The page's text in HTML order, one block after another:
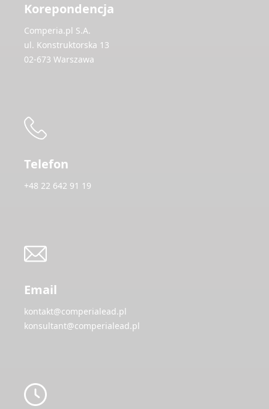
Korepondencja
Comperia.pl S.A.
ul. Konstruktorska 13
02-673 Warszawa
Telefon
+48 22 642 91 19
Email
kontakt@comperialead.pl
konsultant@comperialead.pl